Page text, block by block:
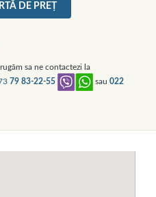
DE PREŢ
sa ne contactezi la
79 83-22-55 sau 022